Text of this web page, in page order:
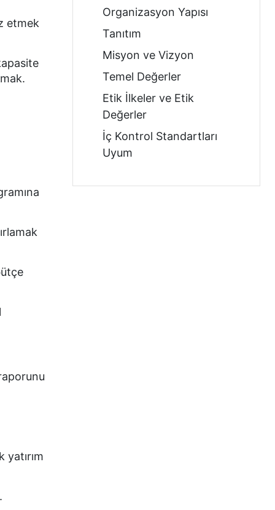
etmek
yatırım
Organizasyon Yapısı
Tanıtım
Misyon ve Vizyon
Temel Değerler
Etik İlkeler ve Etik
Değerler
İç Kontrol Standartları
Uyum